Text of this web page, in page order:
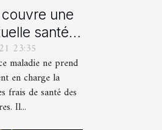
une
santé
?
23:35
maladie ne prend
en charge la
frais de santé des
Il...